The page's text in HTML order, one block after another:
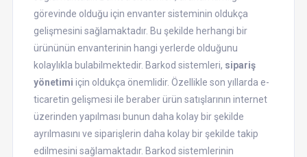
görevinde olduğu için envanter sisteminin oldukça
gelişmesini sağlamaktadır. Bu şekilde herhangi bir
ürününün envanterinin hangi yerlerde olduğunu
kolaylıkla bulabilmektedir. Barkod sistemleri, sipariş
yönetimi için oldukça önemlidir. Özellikle son yıllarda e-
ticaretin gelişmesi ile beraber ürün satışlarının internet
üzerinden yapılması bunun daha kolay bir şekilde
ayrılmasını ve siparişlerin daha kolay bir şekilde takip
edilmesini sağlamaktadır. Barkod sistemlerinin